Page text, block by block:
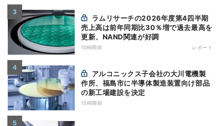
売上高は前年同期比30％増で過去最高を
更新、NAND関連が好調
10時間前 レポート
作所、福島市に半導体製造装置向け部品
の新工場建設を決定
15時間前